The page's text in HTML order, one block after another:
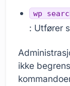
wp
: Utfører
ikke